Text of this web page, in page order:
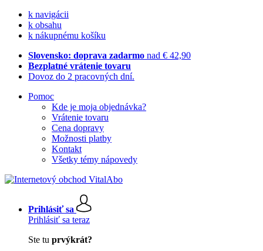
k navigácii
k obsahu
k nákupnému košíku
Slovensko: doprava zadarmo nad € 42,90
Bezplatné vrátenie tovaru
Dovoz do 2 pracovných dní.
Pomoc
Kde je moja objednávka?
Vrátenie tovaru
Cena dopravy
Možnosti platby
Kontakt
Všetky témy nápovedy
Prihlásiť sa
Prihlásiť sa teraz
Ste tu prvýkrát?